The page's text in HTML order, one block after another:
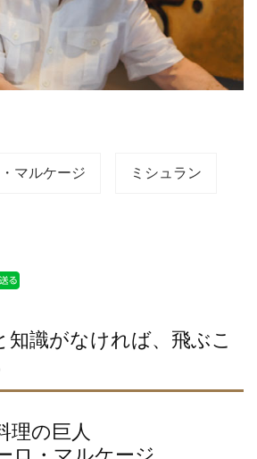
マルケージ ミシュラン
知識がなければ、飛ぶこ
理の巨人